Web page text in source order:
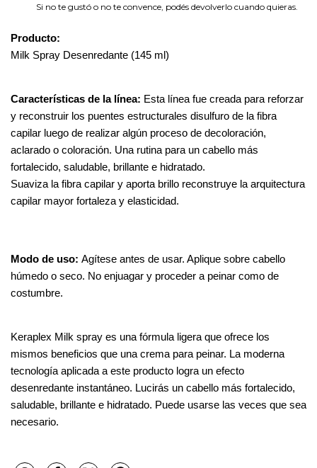
Si no te gustó o no te convence, podés devolverlo cuando quieras.
Producto:
Milk Spray Desenredante (145 ml)
Características de la línea: Esta línea fue creada para reforzar
y reconstruir los puentes estructurales disulfuro de la fibra
capilar luego de realizar algún proceso de decoloración,
aclarado o coloración. Una rutina para un cabello más
fortalecido, saludable, brillante e hidratado.
Suaviza la fibra capilar y aporta brillo reconstruye la arquitectura
capilar mayor fortaleza y elasticidad.
Modo de uso: Agítese antes de usar. Aplique sobre cabello
húmedo o seco. No enjuagar y proceder a peinar como de
costumbre.
Keraplex Milk spray es una fórmula ligera que ofrece los
mismos beneficios que una crema para peinar. La moderna
tecnología aplicada a este producto logra un efecto
desenredante instantáneo. Lucirás un cabello más fortalecido,
saludable, brillante e hidratado. Puede usarse las veces que sea
necesario.